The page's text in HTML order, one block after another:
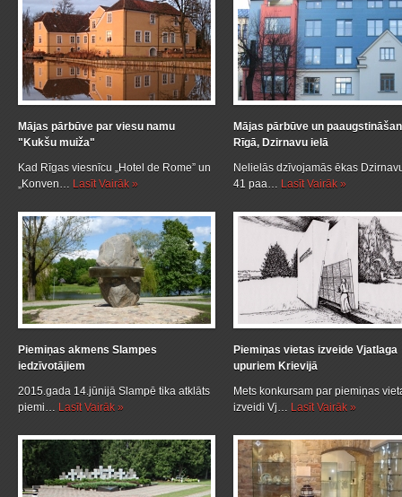
Mājas pārbūve par viesu namu
"Kukšu muiža"
Kad Rīgas viesnīcu „Hotel de Rome” un
„Konven… Lasīt Vairāk »
Mājas pārbūve un
Rīgā, Dzirnavu ielā
Nelielās dzīvojamās ēkas
41 paa… Lasīt Vairāk »
Piemiņas akmens Slampes
iedzīvotājiem
2015.gada 14.jūnijā Slampē tika atklāts
piemi… Lasīt Vairāk »
Piemiņas vietas izveide Vjatlaga
upuriem Krievijā
Mets konkursam par piemiņas
izveidi Vj… Lasīt Vairāk »